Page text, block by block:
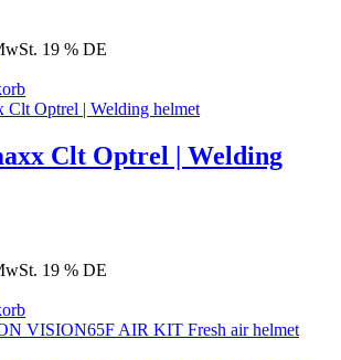
19 % DE
Clt Optrel | Welding
19 % DE